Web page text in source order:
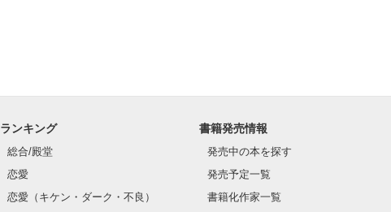
ランキング
総合/殿堂
恋愛
恋愛（キケン・ダーク・不良）
書籍発売情報
発売中の本を探す
発売予定一覧
書籍化作家一覧